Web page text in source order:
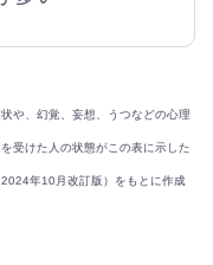
や、幻覚、妄想、うつなどの心理
受けた人の状態がこの表に示した
年10月改訂版）をもとに作成